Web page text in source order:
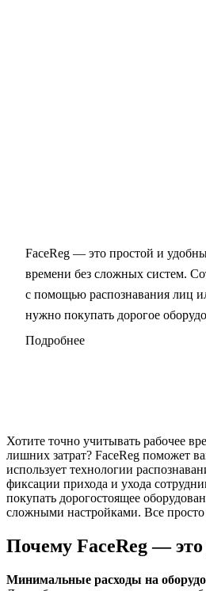
FaceReg — это простой и
времени без сложных систем.
с помощью распознавания лиц
нужно покупать дорогое
настройка, точный контроль
Подробнее
Хотите точно учитывать рабочее
лишних затрат? FaceReg поможет
использует технологии
фиксации прихода и ухода
покупать дорогостоящее
сложными настройками. Все просто
Почему FaceReg — это
Минимальные расходы на